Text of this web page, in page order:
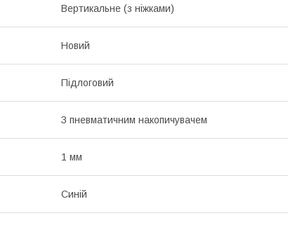
Вертикальне (з ніжками)
Новий
Підлоговий
З пневматичним накопичувачем
1 мм
Синій